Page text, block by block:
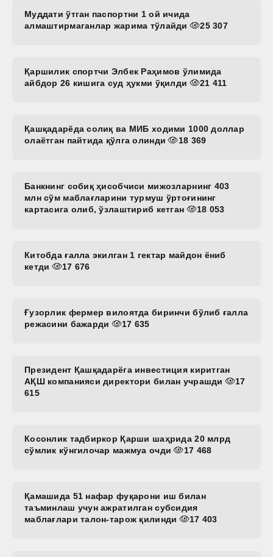
Муддати ўтган паспортни 1 ой ичида
алмаштирмаганлар жарима тўлайди
25 307
Қаршилик спортчи Элбек Раҳимов ўлимида
айбдор 26 кишига суд ҳукми ўқилди
21 411
Қашқадарёда солиқ ва МИБ ходими 1000 доллар
олаётган пайтида қўлга олинди
18 369
Банкнинг собиқ ҳисобчиси мижозларнинг 403
млн сўм маблағларини турмуш ўртоғининг
картасига олиб, ўзлаштириб кетган
18 053
Китобда ғалла экилган 1 гектар майдон ёниб
кетди
17 676
Ғузорлик фермер вилоятда биринчи бўлиб ғалла
режасини бажарди
17 635
Президент Қашқадарёга инвестиция киритган
АҚШ компанияси директори билан учрашди
17
615
Косонлик тадбиркор Қарши шаҳрида 20 млрд
сўмлик кўнгилочар мажмуа очди
17 468
Қамашида 51 нафар фуқарони иш билан
таъминлаш учун ажратилган субсидия
маблағлари талон-тарож қилинди
17 403